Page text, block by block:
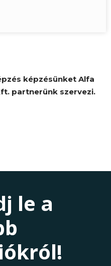
képzésünket Alfa
partnerünk szervezi.
le a